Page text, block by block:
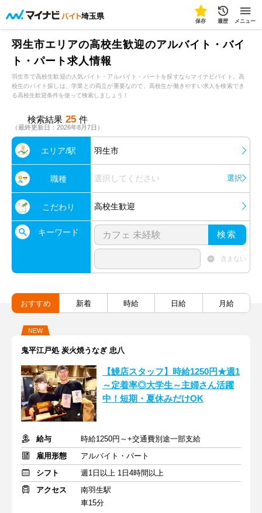
埼玉県
保存 履歴 メニュー
羽生市エリアの高校生歓迎のアルバイト・バイ
ト・パート求人情報
羽生市で高校生歓迎の人気バイト・アルバイト・パートを探すならマイナビバイト。高
校生のバイト探しは、学業との両立が重要なので、高校生が働きやすい求人を検索でき
る高校生歓迎条件を使って検索しましょう！
検索結果 25 件
（最終更新日：2026年8月7日）
エリア/駅 羽生市
職種 選択してください 選択
こだわり 高校生歓迎
キーワード 検索
含まない
おすすめ 新着 時給 日給 月給
NEW
鬼平江戸処 炭火焼うなぎ 忠八
【鰻店スタッフ】時給1250円★週1
～定着率◎大学生～主婦さん活躍
中！短期・夏休みだけOK
給与
時給1250円～+交通費別途一部支給
雇用形態
アルバイト・パート
シフト
週1日以上 1日4時間以上
アクセス
南羽生駅
車15分